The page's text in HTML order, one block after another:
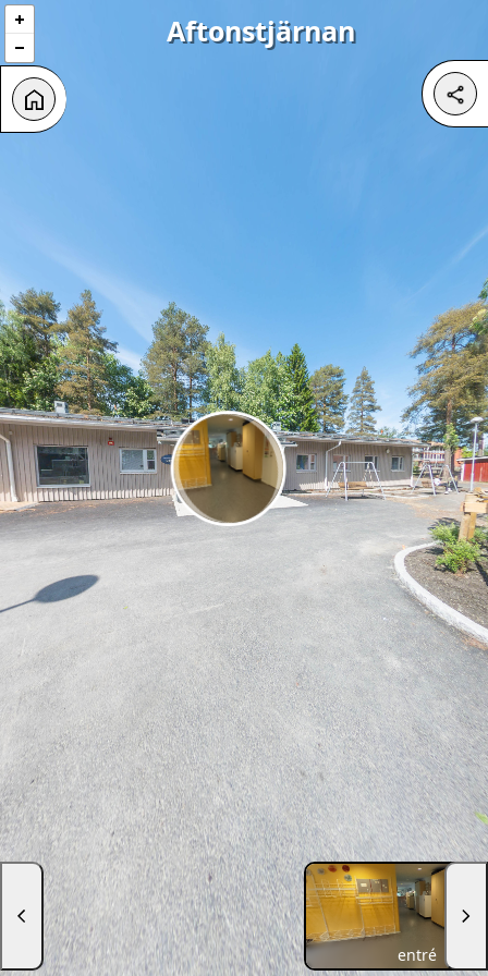
Aftonstjärnan
entré